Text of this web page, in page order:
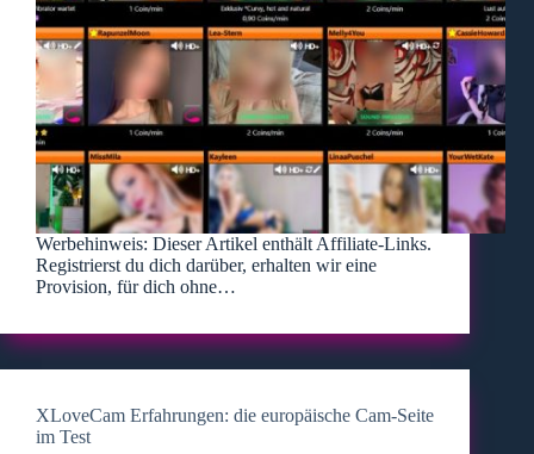
Werbehinweis: Dieser Artikel enthält Affiliate-Links.
Registrierst du dich darüber, erhalten wir eine
Provision, für dich ohne…
XLoveCam Erfahrungen: die europäische Cam-Seite
im Test